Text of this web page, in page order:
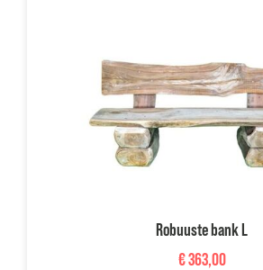
Robuuste bank L
€363,00